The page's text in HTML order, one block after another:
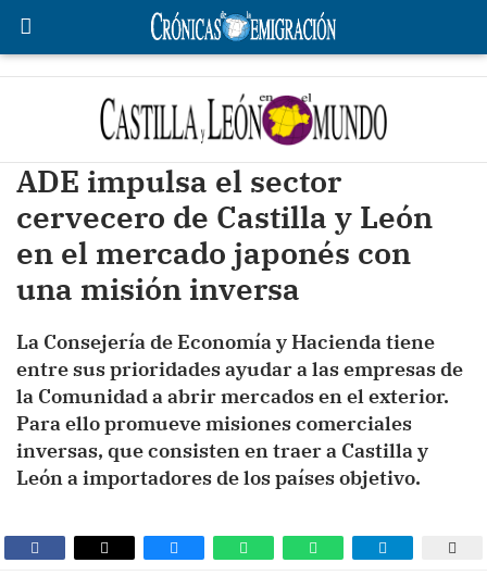
ADE impulsa el sector
cervecero de Castilla y León
en el mercado japonés con
una misión inversa
La Consejería de Economía y Hacienda tiene
entre sus prioridades ayudar a las empresas de
la Comunidad a abrir mercados en el exterior.
Para ello promueve misiones comerciales
inversas, que consisten en traer a Castilla y
León a importadores de los países objetivo.